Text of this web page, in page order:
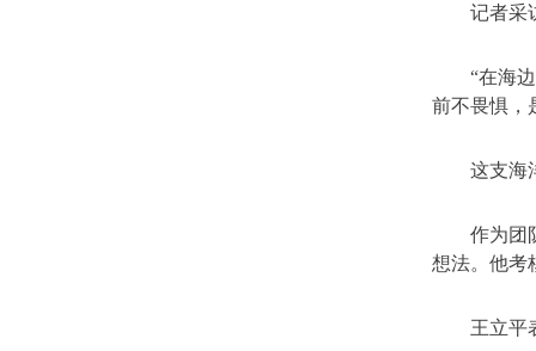
记者采
“在海
前不畏惧，
这支海
作为团
想法。他考
王立平